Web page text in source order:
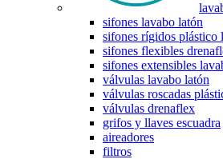
sifones lavabo latón
sifones rígidos plástico
sifones flexibles
sifones extensibles
válvulas lavabo latón
válvulas roscadas
válvulas drenaflex
grifos y llaves escuadra
aireadores
filtros